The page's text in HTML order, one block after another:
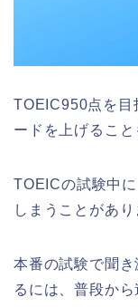
TOEIC950点を目
ードを上げること
TOEICの試験中
しまうことがあり
本番の試験で聞
るには、普段か